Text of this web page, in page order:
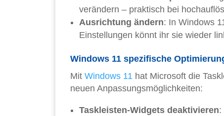
verändern – praktisch bei
Ausrichtung ändern: In Windows
Einstellungen könnt ihr sie wieder
Windows 11 spezifische
Mit Windows 11 hat Microsoft die
neuen Anpassungsmöglichkeiten:
Taskleisten-Widgets deaktivieren: